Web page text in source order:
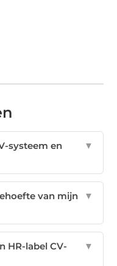
systeem en
▼
van mijn
▼
HR-label CV-
▼